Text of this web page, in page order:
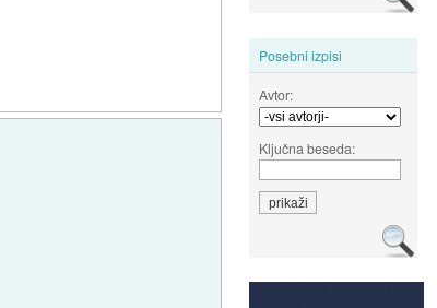
Posebni izpisi
Avtor:
Ključna beseda: